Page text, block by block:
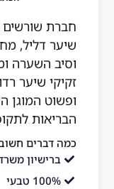
חברת
שיער דליל,
וסיב השערה
זקיקי שיער
ופשוט המוגן
הבריאות
כמה דברים
ברישיון
100% טבעי